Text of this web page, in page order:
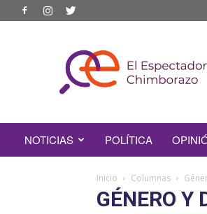
ESPECTADOR
CHIMBORAZO
NOTICIAS POLÍTICA
Inicio Columnas
GÉNERO Y